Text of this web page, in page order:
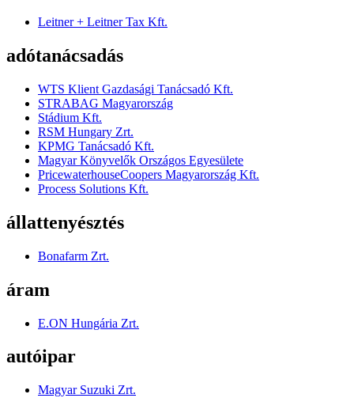
Leitner + Leitner Tax Kft.
adótanácsadás
WTS Klient Gazdasági Tanácsadó Kft.
STRABAG Magyarország
Stádium Kft.
RSM Hungary Zrt.
KPMG Tanácsadó Kft.
Magyar Könyvelők Országos Egyesülete
PricewaterhouseCoopers Magyarország Kft.
Process Solutions Kft.
állattenyésztés
Bonafarm Zrt.
áram
E.ON Hungária Zrt.
autóipar
Magyar Suzuki Zrt.